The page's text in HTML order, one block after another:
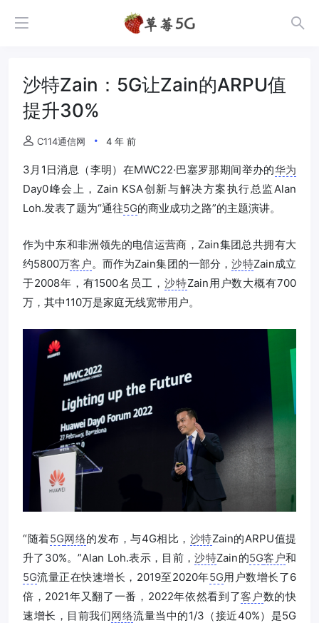
沙特Zain：5G让Zain的ARPU值
提升30%
C114通信网 4 年 前
3月1日消息（李明）在MWC22·巴塞罗那期间举办的华为
Day0峰会上，Zain KSA创新与解决方案执行总监Alan
Loh.发表了题为“通往5G的商业成功之路”的主题演讲。
作为中东和非洲领先的电信运营商，Zain集团总共拥有大
约5800万客户。而作为Zain集团的一部分，沙特Zain成立
于2008年，有1500名员工， 沙特Zain用户数大概有700
万，其中110万是家庭无线宽带用户。
“随着5G网络的发布，与4G相比， 沙特Zain的ARPU值提
升了30%。”Alan Loh.表示，目前，沙特Zain的5G客户和
5G流量正在快速增长，2019至2020年5G用户数增长了6
倍，2021年又翻了一番，2022年依然看到了客户数的快
速增长，目前我们网络流量当中的1/3（接近40%）是5G